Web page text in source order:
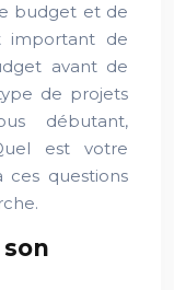
budget et de
important de
avant de
de projets
débutant,
est votre
questions